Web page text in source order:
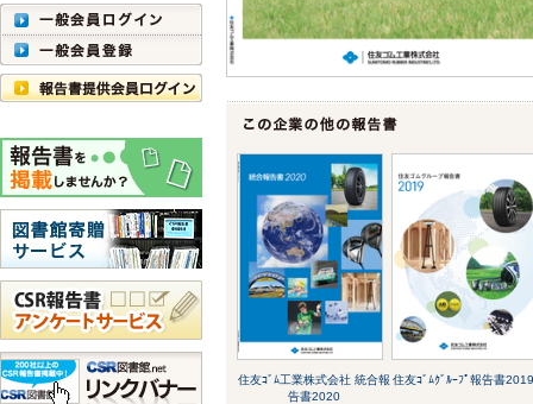
住友ｺﾞﾑ工業株式会社 統合報
告書2020
住友ｺﾞﾑｸﾞﾙｰﾌﾟ報告書2019